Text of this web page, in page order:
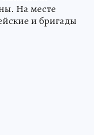
На месте
и бригады